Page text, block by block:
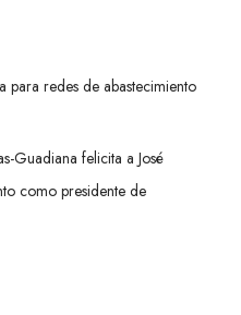
redes de abastecimiento
Guadiana felicita a José
como presidente de